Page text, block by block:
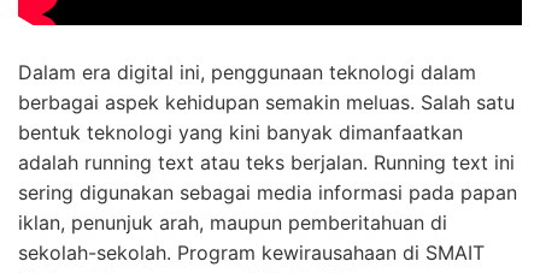
Dalam era digital ini, penggunaan teknologi dalam
berbagai aspek kehidupan semakin meluas. Salah satu
bentuk teknologi yang kini banyak dimanfaatkan
adalah running text atau teks berjalan. Running text ini
sering digunakan sebagai media informasi pada papan
iklan, penunjuk arah, maupun pemberitahuan di
sekolah-sekolah. Program kewirausahaan di SMAIT